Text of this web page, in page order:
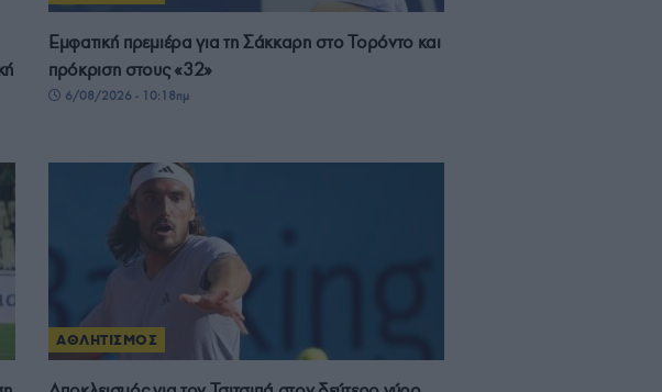
Εμφατική πρεμιέρα για τη Σάκκαρη στο Τορόντο και
πρόκριση στους «32»
6/08/2026 - 10:18πμ
ΑΘΛΗΤΙΣΜΟΣ